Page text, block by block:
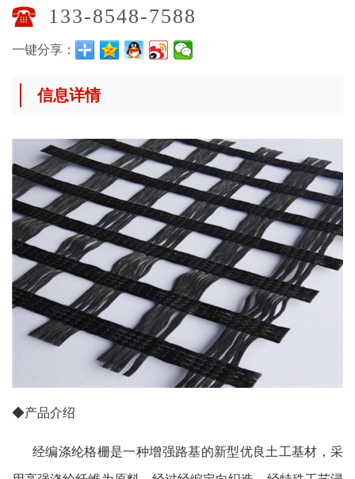
133-8548-7588
一键分享：
信息详情
◆产品介绍
经编涤纶格栅是一种增强路基的新型优良土工基材，采